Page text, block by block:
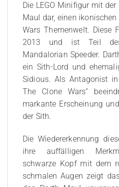
Die LEGO Minifigur mit
Maul dar, einen
Wars Themenwelt. Diese
2013 und ist Teil
Mandalorian Speeder.
ein Sith-Lord und
Sidious. Als Antagonist
The Clone Wars“
markante Erscheinung
der Sith.
Die Wiedererkennung
ihre auffälligen
schwarze Kopf mit dem
schmalen Augen zeigt